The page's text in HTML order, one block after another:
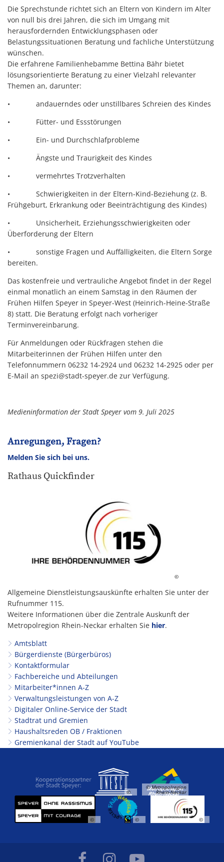
Die Sprechstunde richtet sich an Eltern von Kindern im Alter
von null bis drei Jahren, die sich im Umgang mit
herausfordernden Entwicklungsphasen oder
Belastungssituationen Beratung und fachliche Unterstützung
wünschen.
Die erfahrene Familienhebamme Bettina Bähr bietet
lösungsorientierte Beratung zu einer Vielzahl relevanter
Themen an, darunter:
• andauerndes oder unstillbares Schreien des Kindes
• Fütter- und Essstörungen
• Ein- und Durchschlafprobleme
• Ängste und Traurigkeit des Kindes
• vermehrtes Trotzverhalten
• Schwierigkeiten in der Eltern-Kind-Beziehung (z. B.
Frühgeburt, Erkrankung oder Beeinträchtigung des Kindes)
• Unsicherheit, Erziehungsschwierigkeiten oder
Überforderung der Eltern
• sonstige Fragen und Auffälligkeiten, die Eltern Sorge
bereiten.
Das kostenfreie und vertrauliche Angebot findet in der Regel
einmal monatlich an einem Samstag in den Räumen der
Frühen Hilfen Speyer in Speyer-West (Heinrich-Heine-Straße
8) statt. Die Beratung erfolgt nach vorheriger
Terminvereinbarung.
Für Anmeldungen oder Rückfragen stehen die
Mitarbeiterinnen der Frühen Hilfen unter den
Telefonnummern 06232 14-2924 und 06232 14-2925 oder per
E-Mail an spezi@stadt-speyer.de zur Verfügung.
Medieninformation der Stadt Speyer vom 9. Juli 2025
Anregungen, Fragen?
Melden Sie sich bei uns.
Rathaus Quickfinder
©
Allgemeine Dienstleistungsauskünfte erhalten Sie unter der
Rufnummer 115.
Weitere Informationen über die Zentrale Auskunft der
Metropolregion Rhein-Neckar erhalten Sie hier.
Amtsblatt
Bürgerdienste (Bürgerbüros)
Kontaktformular
Fachbereiche und Abteilungen
Mitarbeiter*innen A-Z
Verwaltungsleistungen von A-Z
Digitaler Online-Service der Stadt
Stadtrat und Gremien
Haushaltsreden OB / Fraktionen
Gremienkanal der Stadt auf YouTube
©
© Metropolregion
Rhein-Neckar
© © ©